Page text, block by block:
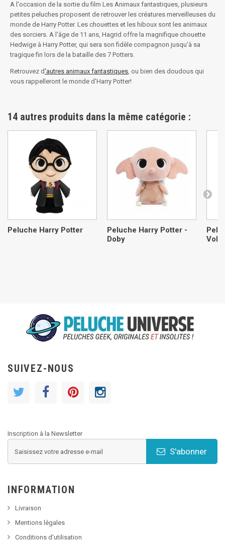
A l'occasion de la sortie du film Les Animaux fantastiques, plusieurs
petites peluches proposent de retrouver les créatures merveilleuses du
monde de Harry Potter. Les chouettes et les hiboux sont les animaux
des sorciers. A l'âge de 11 ans, Hagrid offre la magnifique chouette
Hedwige à Harry Potter, qui sera son fidèle compagnon jusqu'à sa
tragique fin lors de la bataille des 7 Potters.
Retrouvez d'autres animaux fantastiques, ou bien des doudous qui
vous rappelleront le monde d'Harry Potter!
14 autres produits dans la même catégorie :
Peluche Harry Potter
Peluche Harry Potter -
Doby
SUIVEZ-NOUS
Inscription à la Newsletter
S'abonner
INFORMATION
Livraison
Mentions légales
Conditions d'utilisation